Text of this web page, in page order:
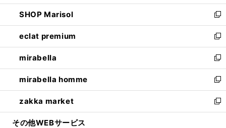
開
く
ウ
で
開
く
ン
ド
ウ
で
開
く
ウ
ィ
ン
ド
ウ
で
開
く
し
い
ウ
ィ
ン
ド
ウ
で
開
く
SHOP Marisol
新
し
い
ウ
ィ
ン
ド
ウ
で
開
eclat premium
新
し
い
ウ
ィ
ン
ド
ウ
mirabella
新
し
い
ウ
ィ
ン
mirabella homme
新
し
い
ウ
zakka market
新
し
その他WEBサービス